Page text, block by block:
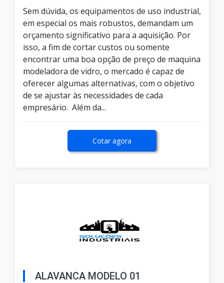
Sem dúvida, os equipamentos de uso industrial,
em especial os mais robustos, demandam um
orçamento significativo para a aquisição. Por
isso, a fim de cortar custos ou somente
encontrar uma boa opção de preço de maquina
modeladora de vidro, o mercado é capaz de
oferecer algumas alternativas, com o objetivo
de se ajustar às necessidades de cada
empresário. Além da...
Cotar agora
ALAVANCA MODELO 01